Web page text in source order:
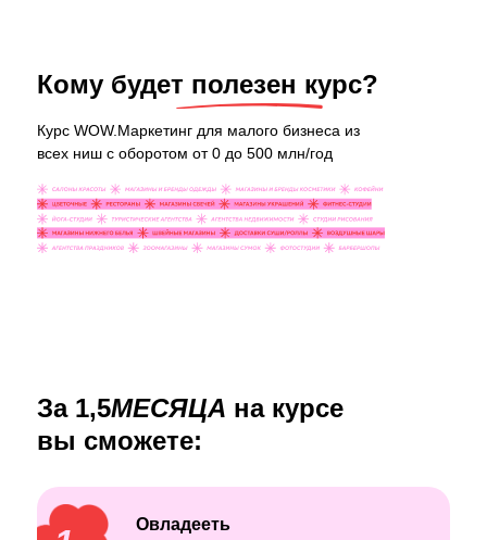
Кому будет полезен курс?
Курс WOW.Маркетинг для малого бизнеса из
всех ниш с оборотом от 0 до 500 млн/год
За 1,5МЕСЯЦА на курсе
вы сможете:
Овладееть